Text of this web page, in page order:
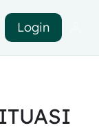
Login